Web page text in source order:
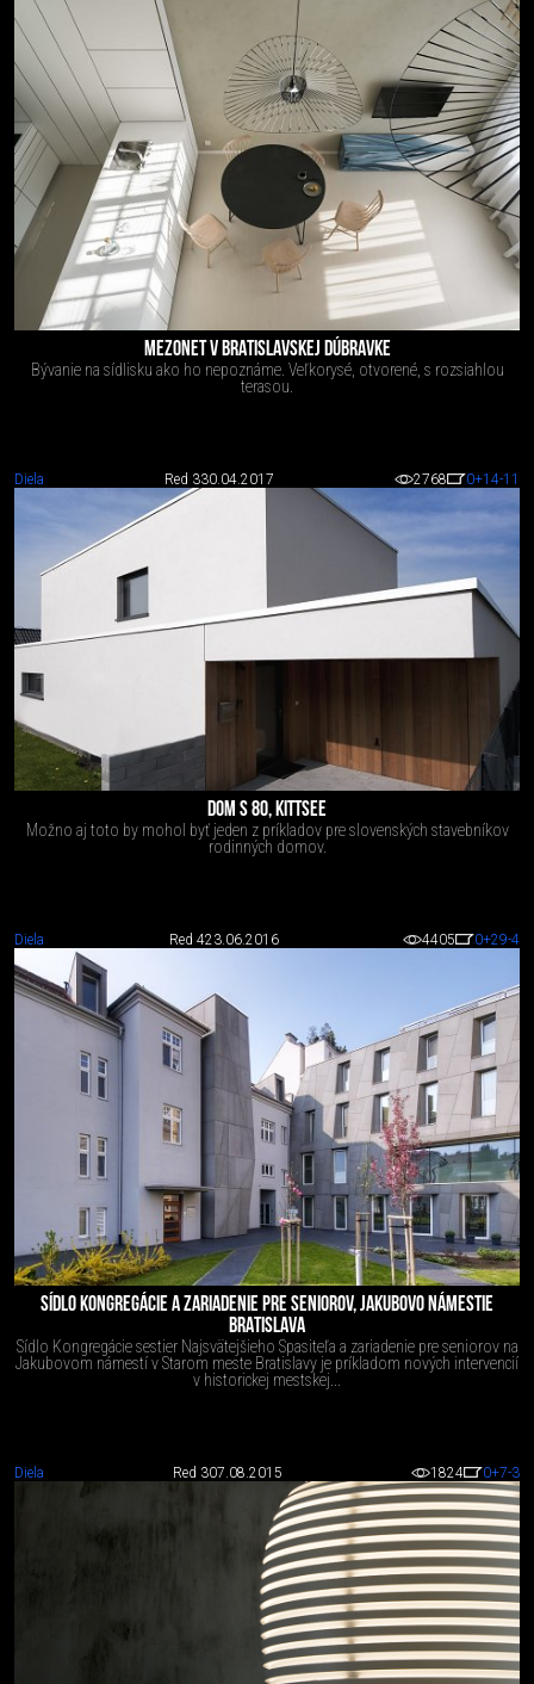
MEZONET V BRATISLAVSKEJ DÚBRAVKE
Bývanie na sídlisku ako ho nepoznáme. Veľkorysé, otvorené, s rozsiahlou
terasou.
Diela Red 330.04.2017 2768 0+14-11
DOM S 80, KITTSEE
Možno aj toto by mohol byť jeden z príkladov pre slovenských stavebníkov
rodinných domov.
Diela Red 423.06.2016 4405 0+29-4
SÍDLO KONGREGÁCIE A ZARIADENIE PRE SENIOROV, JAKUBOVO NÁMESTIE
BRATISLAVA
Sídlo Kongregácie sestier Najsvätejšieho Spasiteľa a zariadenie pre seniorov na
Jakubovom námestí v Starom meste Bratislavy je príkladom nových intervencií
v historickej mestskej...
Diela Red 307.08.2015 1824 0+7-3